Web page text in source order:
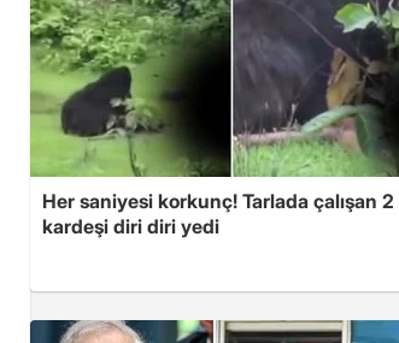
Her saniyesi korkunç! Tarlada çalışan 2
kardeşi diri diri yedi